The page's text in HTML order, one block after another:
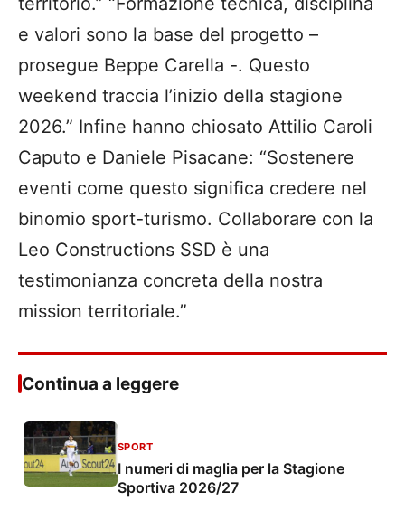
e valori sono la base del progetto –
prosegue Beppe Carella -. Questo
weekend traccia l’inizio della stagione
2026.” Infine hanno chiosato Attilio Caroli
Caputo e Daniele Pisacane: “Sostenere
eventi come questo significa credere nel
binomio sport-turismo. Collaborare con la
Leo Constructions SSD è una
testimonianza concreta della nostra
mission territoriale.”
Continua a leggere
SPORT
I numeri di maglia per la Stagione
Sportiva 2026/27